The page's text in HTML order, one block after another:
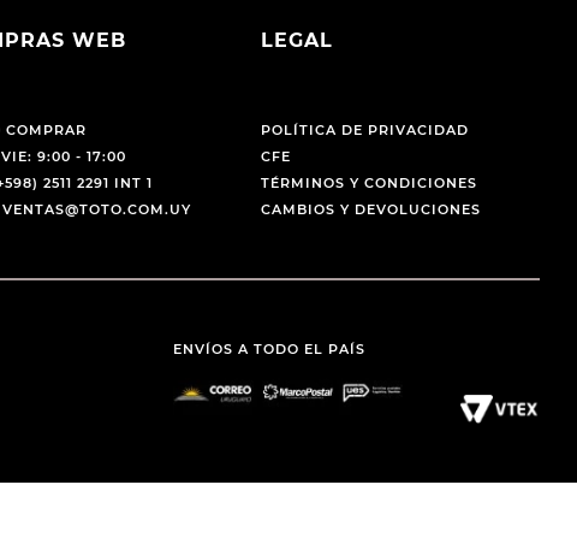
WEB
COMPRAR
9:00 - 17:00
2511 2291 INT 1
LEGAL
POLÍTICA DE PRIVACIDAD
CFE
TÉRMINOS Y CONDICIONES
CAMBIOS Y DEVOLUCIONES
ENVÍOS A TODO EL PAÍS